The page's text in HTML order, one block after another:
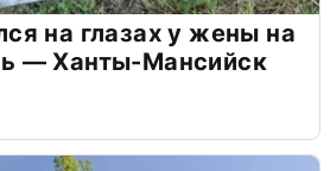
на глазах у жены на
— Ханты-Мансийск